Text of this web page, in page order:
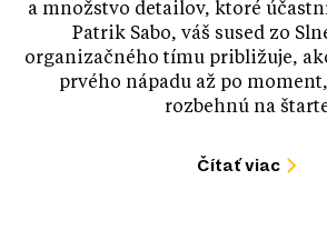
a množstvo detailov, ktoré
Patrik Sabo, váš sused zo
organizačného tímu približuje,
prvého nápadu až po
rozbehnú na
Čítať viac